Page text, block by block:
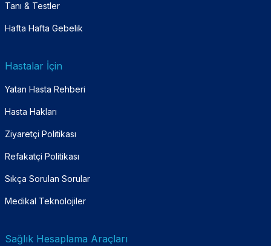
Tanı & Testler
Hafta Hafta Gebelik
Hastalar İçin
Yatan Hasta Rehberi
Hasta Hakları
Ziyaretçi Politikası
Refakatçi Politikası
Sıkça Sorulan Sorular
Medikal Teknolojiler
Sağlık Hesaplama Araçları